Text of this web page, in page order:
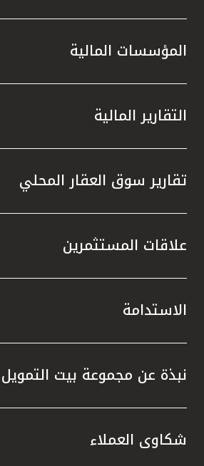
المؤسسات المالية
التقارير المالية
تقارير سوق العقار المحلي
علاقات المستثمرين
الاستدامة
نبذة عن مجموعة بيت
شكاوى العملاء